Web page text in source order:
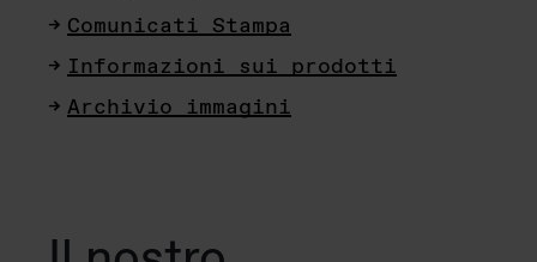
Comunicati Stampa
Informazioni sui prodotti
Archivio immagini